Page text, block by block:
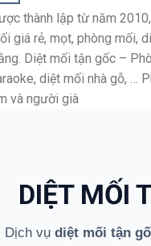
thành lập từ năm
giá rẻ, mọt, phòng mối,
Diệt mối tận gốc –
diệt mối nhà gỗ, …
và người già
DIỆT MỐI
Dịch vụ diệt mối tận